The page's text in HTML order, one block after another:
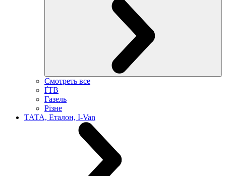
Смотреть все
ҐТВ
Газель
Різне
ТАТА, Еталон, I-Van